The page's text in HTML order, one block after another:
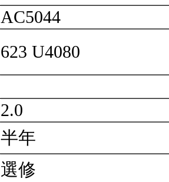
AC5044
623 U4080
2.0
半年
選修